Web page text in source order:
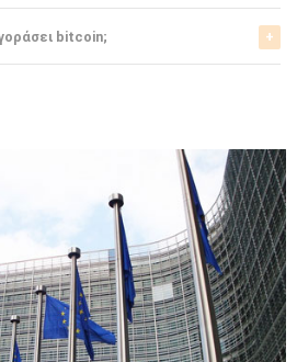
νέα μορφή νομίσματος, η
αποδεκτή από μιά μεγάλη
bitcoin;
bitcoin είτε από τα αντίστοιχα